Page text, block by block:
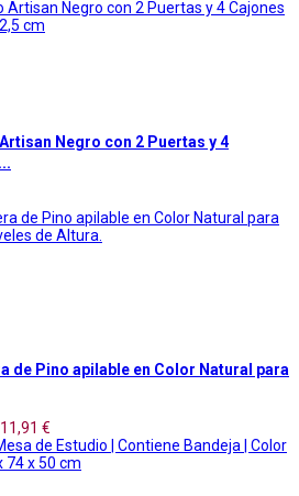
Negro con 2 Puertas y 4
de Pino apilable en Color Natural para
11,91 €